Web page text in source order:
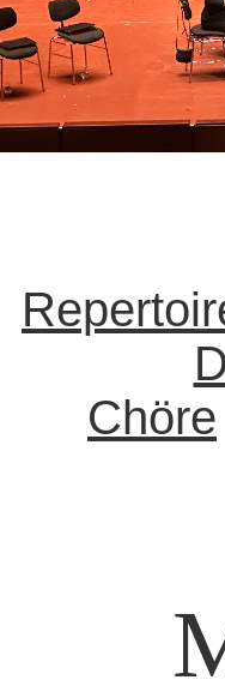
Chöre